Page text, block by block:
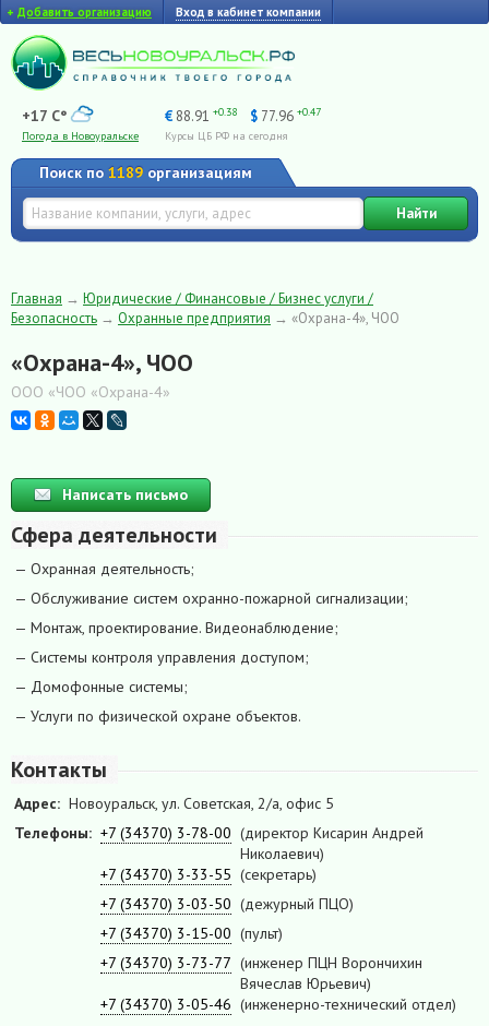
+ Добавить организацию Вход в кабинет компании
+17 C°
Погода в Новоуральске
€ 88.91 +0.38 $ 77.96 +0.47
Курсы ЦБ РФ на сегодня
Поиск по 1189 организациям
Найти
Главная → Юридические / Финансовые / Бизнес услуги /
Безопасность → Охранные предприятия → «Охрана-4», ЧОО
«Охрана-4», ЧОО
ООО «ЧОО «Охрана-4»
Написать письмо
Сфера деятельности
— Охранная деятельность;
— Обслуживание систем охранно-пожарной сигнализации;
— Монтаж, проектирование. Видеонаблюдение;
— Системы контроля управления доступом;
— Домофонные системы;
— Услуги по физической охране объектов.
Контакты
Адрес: Новоуральск, ул. Советская, 2/а, офис 5
Телефоны: +7 (34370) 3-78-00 (директор Кисарин Андрей
Николаевич)
+7 (34370) 3-33-55 (секретарь)
+7 (34370) 3-03-50 (дежурный ПЦО)
+7 (34370) 3-15-00 (пульт)
+7 (34370) 3-73-77 (инженер ПЦН Ворончихин
Вячеслав Юрьевич)
+7 (34370) 3-05-46 (инженерно-технический отдел)